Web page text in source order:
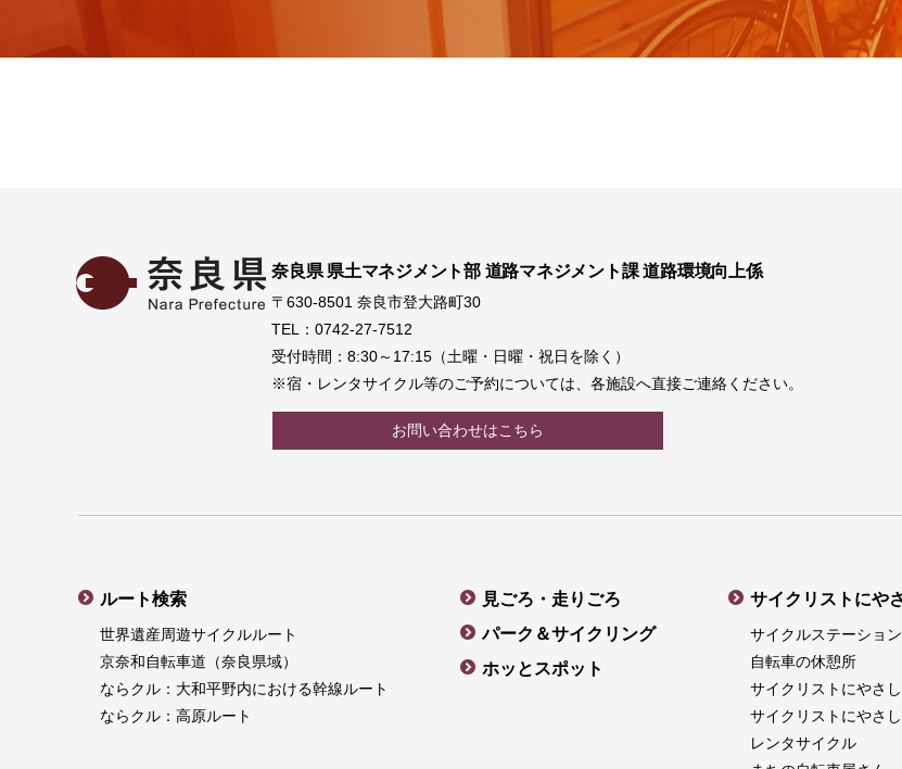
奈良県 県土マネジメント部 道路マネジメント課 道路環境向上係
〒630-8501 奈良市登大路町30
TEL：0742-27-7512
受付時間：8:30～17:15（土曜・日曜・祝日を除く）
※宿・レンタサイクル等のご予約については、各施設へ直接ご連絡ください。
お問い合わせはこちら
ルート検索
世界遺産周遊サイクルルート
京奈和自転車道（奈良県域）
ならクル：大和平野内における幹線ルート
ならクル：高原ルート
見ごろ・走りごろ
パーク＆サイクリング
ホッとスポット
サイクリストにや
サイクルステーション
自転車の休憩所
サイクリストにやさ
サイクリストにやさ
レンタサイクル